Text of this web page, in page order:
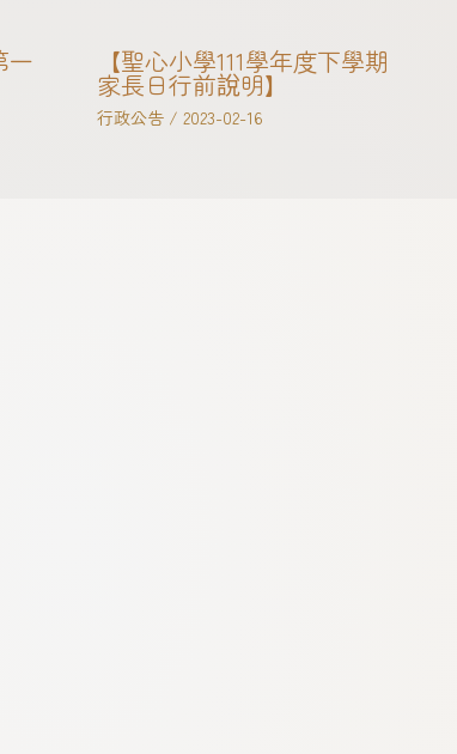
一 【聖心小學111學年度下學期
家長日行前說明】
行政公告/ 2023-02-16